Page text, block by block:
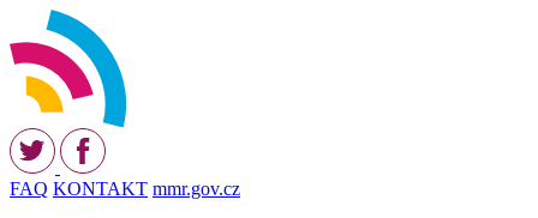
FAQ KONTAKT mmr.gov.cz